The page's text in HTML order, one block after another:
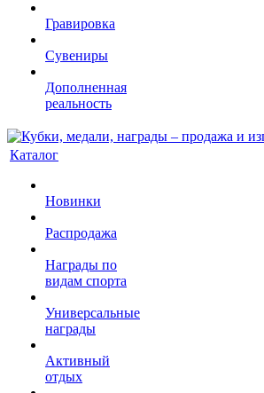
Гравировка
Сувениры
Дополненная
реальность
Каталог
Новинки
Распродажа
Награды по
видам спорта
Универсальные
награды
Активный
отдых